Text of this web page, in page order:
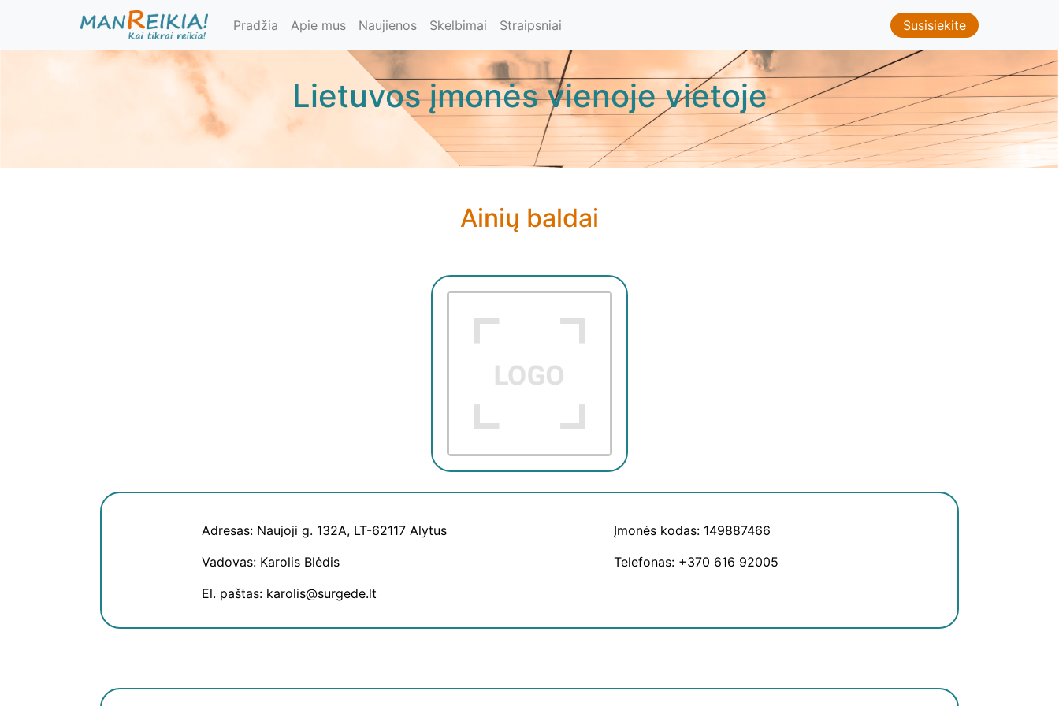
pagrindinį
Pradžia Apie mus Naujienos Skelbimai Straipsniai Susisiekite
Lietuvos įmonės vienoje vietoje
Ainių baldai
Adresas: Naujoji g. 132A, LT-62117 Alytus
Įmonės kodas: 149887466
Vadovas: Karolis Blėdis
Telefonas: +370 616 92005
El. paštas: karolis@surgede.lt